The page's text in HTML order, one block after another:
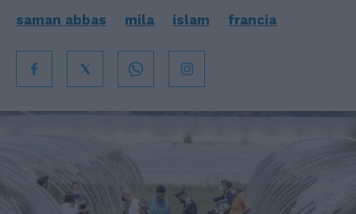
saman abbas mila islam francia